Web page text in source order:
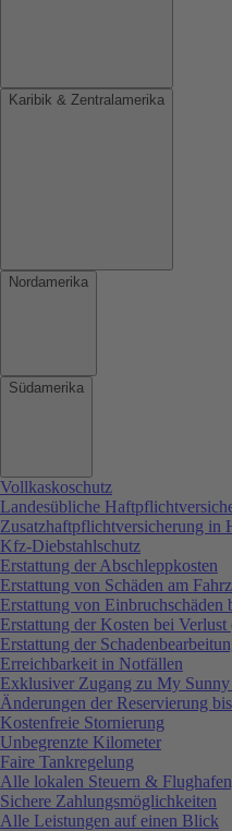
Karibik & Zentralamerika
Nordamerika
Südamerika
Vollkaskoschutz
Landesübliche
Zusatzhaftpflichtversicherung in
Kfz-Diebstahlschutz
Erstattung der Abschleppkosten
Erstattung von Schäden am
Erstattung von Einbruchschäden
Erstattung der Kosten bei
Erstattung der
Erreichbarkeit in Notfällen
Exklusiver Zugang zu My
Änderungen der Reservierung
Kostenfreie Stornierung
Unbegrenzte Kilometer
Faire Tankregelung
Alle lokalen Steuern &
Sichere Zahlungsmöglichkeiten
Alle Leistungen auf einen Blick